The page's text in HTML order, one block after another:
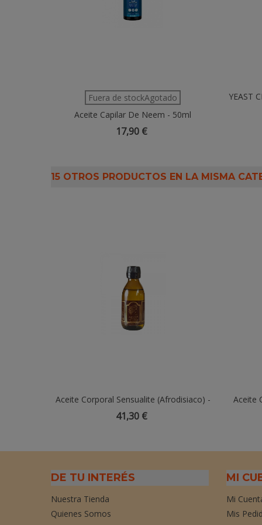
Fuera de stockAgotado
Aceite Capilar De Neem - 50ml
17,90 €
YEAST
15 OTROS PRODUCTOS EN LA MISMA
Añadir Al Carrito
Aceite Corporal Sensualite (Afrodisiaco) -
150ml
41,30 €
Aceite
DE TU INTERÉS
Nuestra Tienda
Quienes Somos
MI
Mi
Mis